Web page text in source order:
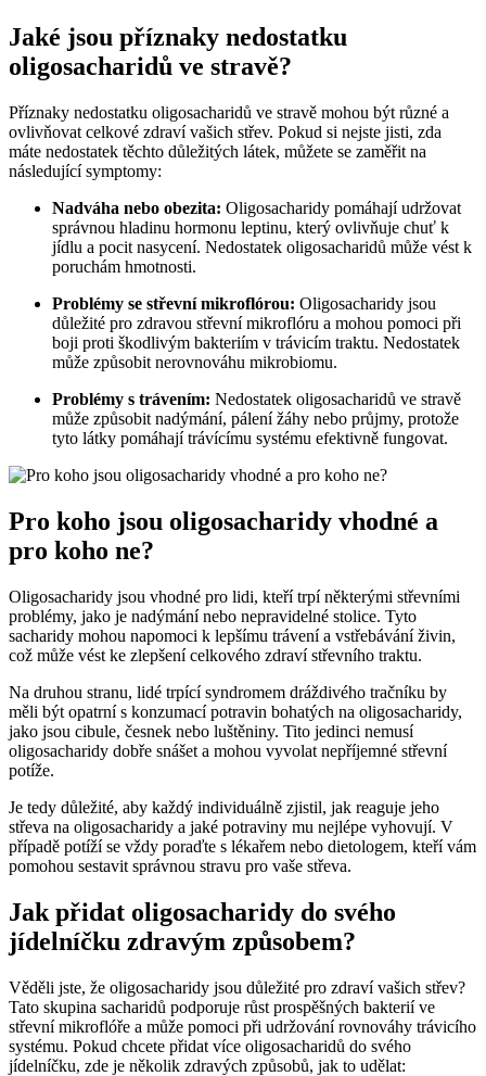
Jaké jsou příznaky nedostatku
oligosacharidů ve stravě?
Příznaky nedostatku oligosacharidů ve stravě mohou být různé a
ovlivňovat celkové zdraví vašich střev. Pokud si nejste jisti, zda
máte nedostatek těchto důležitých látek, můžete se zaměřit na
následující symptomy:
Nadváha nebo obezita: Oligosacharidy pomáhají udržovat
správnou hladinu hormonu leptinu, který ovlivňuje chuť k
jídlu a pocit nasycení. Nedostatek oligosacharidů může vést k
poruchám hmotnosti.
Problémy se střevní mikroflórou: Oligosacharidy jsou
důležité pro zdravou střevní mikroflóru a mohou pomoci při
boji proti škodlivým bakteriím v trávicím traktu. Nedostatek
může způsobit nerovnováhu mikrobiomu.
Problémy s trávením: Nedostatek oligosacharidů ve stravě
může způsobit nadýmání, pálení žáhy nebo průjmy, protože
tyto látky pomáhají trávícímu systému efektivně fungovat.
Pro koho jsou oligosacharidy vhodné a
pro koho ne?
Oligosacharidy jsou vhodné pro lidi, kteří trpí některými střevními
problémy, jako je nadýmání nebo nepravidelné stolice. Tyto
sacharidy mohou napomoci k lepšímu trávení a vstřebávání živin,
což může vést ke zlepšení celkového zdraví střevního traktu.
Na druhou stranu, lidé trpící syndromem dráždivého tračníku by
měli být opatrní s konzumací potravin bohatých na oligosacharidy,
jako jsou cibule, česnek nebo luštěniny. Tito jedinci nemusí
oligosacharidy dobře snášet a mohou vyvolat nepříjemné střevní
potíže.
Je tedy důležité, aby každý individuálně zjistil, jak reaguje jeho
střeva na oligosacharidy a jaké potraviny mu nejlépe vyhovují. V
případě potíží se vždy poraďte s lékařem nebo dietologem, kteří vám
pomohou sestavit správnou stravu pro vaše střeva.
Jak přidat oligosacharidy do svého
jídelníčku zdravým způsobem?
Věděli jste, že oligosacharidy jsou důležité pro zdraví vašich střev?
Tato skupina sacharidů podporuje růst prospěšných bakterií ve
střevní mikroflóře a může pomoci při udržování rovnováhy trávicího
systému. Pokud chcete přidat více oligosacharidů do svého
jídelníčku, zde je několik zdravých způsobů, jak to udělat: